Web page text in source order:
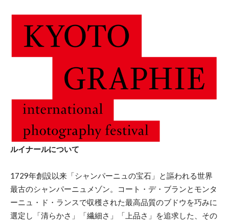
ルイナールについて
1729年創設以来「シャンパーニュの宝石」と謳われる世界
最古のシャンパーニュメゾン。コート・デ・ブランとモンタ
ーニュ・ド・ランスで収穫された最高品質のブドウを巧みに
選定し「清らかさ」「繊細さ」「上品さ」を追求した、その